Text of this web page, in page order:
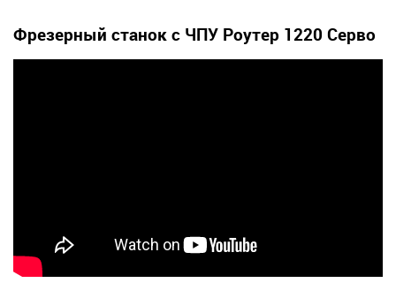
Фрезерный станок с ЧПУ Роутер 1220 Серво